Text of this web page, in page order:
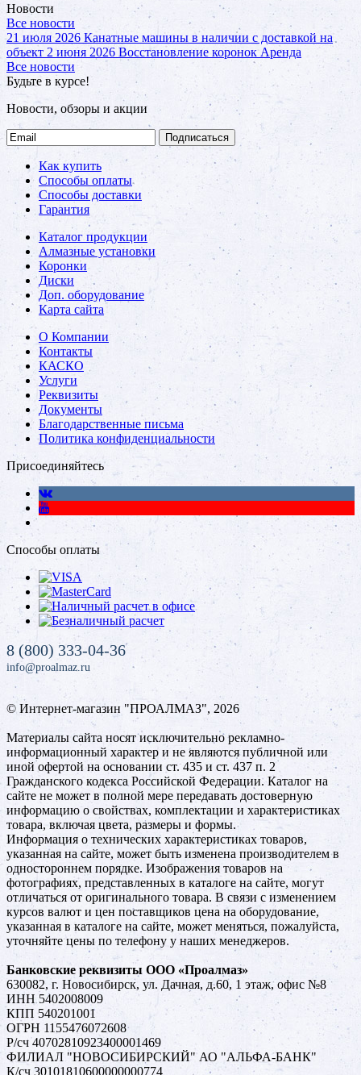
Новости
Все новости
21 июля 2026 Канатные машины в наличии с доставкой на
объект 2 июня 2026 Восстановление коронок Аренда
Все новости
Будьте в курсе!
Новости, обзоры и акции
Подписаться
Как купить
Способы оплаты
Способы доставки
Гарантия
Каталог продукции
Алмазные установки
Коронки
Диски
Доп. оборудование
Карта сайта
О Компании
Контакты
КАСКО
Услуги
Реквизиты
Документы
Благодарственные письма
Политика конфиденциальности
Присоединяйтесь
Способы оплаты
8 (800) 333-04-36
info@proalmaz.ru
© Интернет-магазин "ПРОАЛМАЗ", 2026
Материалы сайта носят исключительно рекламно-
информационный характер и не являются публичной или
иной офертой на основании ст. 435 и ст. 437 п. 2
Гражданского кодекса Российской Федерации. Каталог на
сайте не может в полной мере передавать достоверную
информацию о свойствах, комплектации и характеристиках
товара, включая цвета, размеры и формы.
Информация о технических характеристиках товаров,
указанная на сайте, может быть изменена производителем в
одностороннем порядке. Изображения товаров на
фотографиях, представленных в каталоге на сайте, могут
отличаться от оригинального товара. В связи с изменением
курсов валют и цен поставщиков цена на оборудование,
указанная в каталоге на сайте, может меняться, пожалуйста,
уточняйте цены по телефону у наших менеджеров.
Банковские реквизиты ООО «Проалмаз»
630082, г. Новосибирск, ул. Дачная, д.60, 1 этаж, офис №8
ИНН 5402008009
КПП 540201001
ОГРН 1155476072608
Р/сч 40702810923400001469
ФИЛИАЛ "НОВОСИБИРСКИЙ" АО "АЛЬФА-БАНК"
К/сч 30101810600000000774